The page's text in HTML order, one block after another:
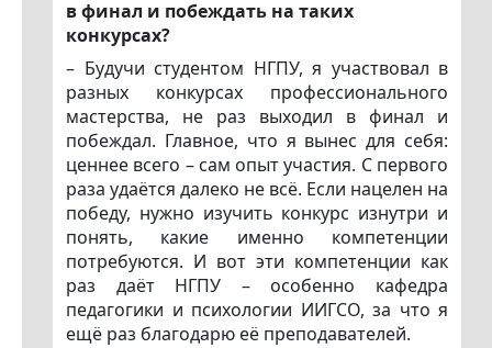
в финал и побеждать на таких
конкурсах?
– Будучи студентом НГПУ, я участвовал в
разных конкурсах профессионального
мастерства, не раз выходил в финал и
побеждал. Главное, что я вынес для себя:
ценнее всего – сам опыт участия. С первого
раза удаётся далеко не всё. Если нацелен на
победу, нужно изучить конкурс изнутри и
понять, какие именно компетенции
потребуются. И вот эти компетенции как
раз даёт НГПУ – особенно кафедра
педагогики и психологии ИИГСО, за что я
ещё раз благодарю её преподавателей.